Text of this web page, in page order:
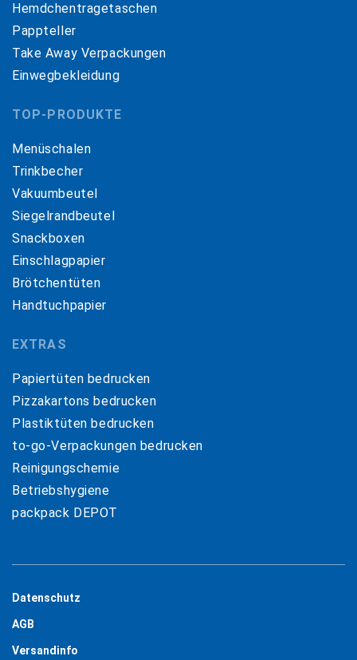
Hemdchentragetaschen
Pappteller
Take Away Verpackungen
Einwegbekleidung
TOP-PRODUKTE
Menüschalen
Trinkbecher
Vakuumbeutel
Siegelrandbeutel
Snackboxen
Einschlagpapier
Brötchentüten
Handtuchpapier
EXTRAS
Papiertüten bedrucken
Pizzakartons bedrucken
Plastiktüten bedrucken
to-go-Verpackungen bedrucken
Reinigungschemie
Betriebshygiene
packpack DEPOT
Datenschutz
AGB
Versandinfo